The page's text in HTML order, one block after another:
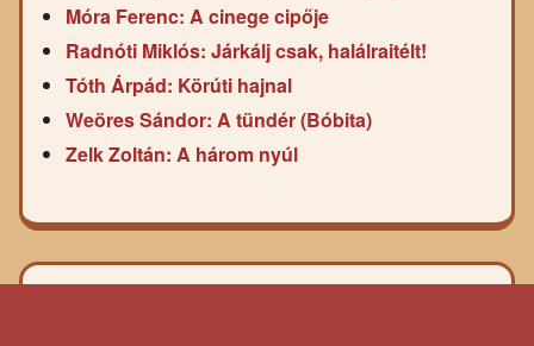
Móra Ferenc: A cinege cipője
Radnóti Miklós: Járkálj csak, halálraitélt!
Tóth Árpád: Körúti hajnal
Weöres Sándor: A tündér (Bóbita)
Zelk Zoltán: A három nyúl